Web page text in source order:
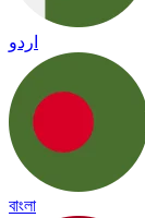
اردو
বাংলা